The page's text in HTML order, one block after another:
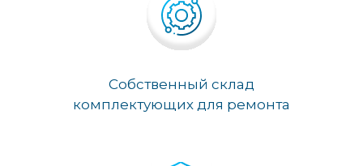
Собственный склад
комплектующих для ремонта